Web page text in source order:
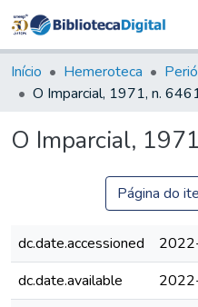
&
Início Hemeroteca
O Imparcial, 1971, n.
O Imparcial,
Página do
dc.date.accessioned
dc.date.available